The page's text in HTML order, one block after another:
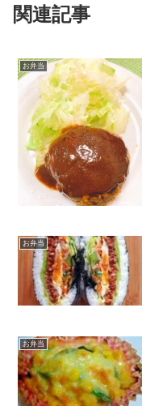
関連記事
お弁当
お弁当
お弁当